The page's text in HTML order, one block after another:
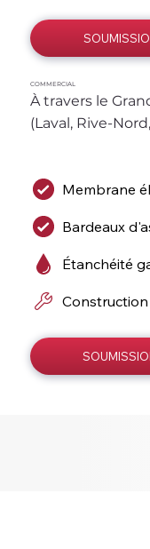
COMMERCIAL
À travers le
(Laval, Rive-
Membrane
Bardeaux
Étanchéité